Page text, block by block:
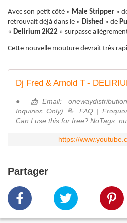
Avec son petit côté « Male Stripper »
retrouvait déjà dans le « Dished » de
« Delirium 2K22 » surpasse
Cette nouvelle mouture devrait très
● 📩Email:
Inquiries Only).📝 FAQ |
Can I use this for free? NoTags :nu
https://
Partager